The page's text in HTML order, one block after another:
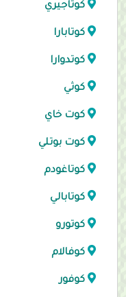
كوتاجيري
كوتابارا
كوتدوارا
كوثي
كوت خاي
كوت بوتلي
كوتاغودم
كوتابالي
كوتورو
كوفالام
كوفور